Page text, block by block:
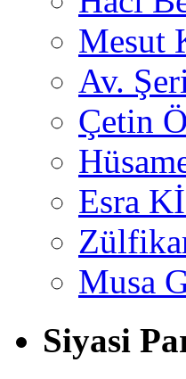
Mesut
Av.
Çetin
Esra
Musa
Siyasi